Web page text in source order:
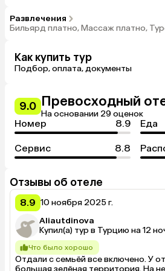
(16:00-17:00);- мороженое (13:30-
безалкогольные напитки местного
23:00 в баре);Платно: импортные
свежевыжатый сок, коктейли.,
21:00), Бар у бассейна (10:00-23:00)
Развлечения
Бильярд платно, Массаж платно,
Как купить тур
Подбор, оплата, документы
9.0 Превосходный
На основании 29 оценок
Номер 8.9 Еда
Сервис 8.8
Отзывы об отеле
8.9 10 ноября 2025 г.
Aliautdinova
Купил(а) тур в Турцию на 12
Что было хорошо
Отдали с семьёй все включено. У
большая зелёная территория. На